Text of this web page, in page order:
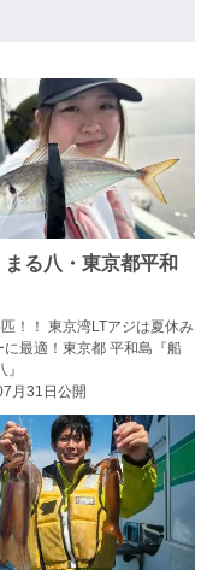
る八・東京都平和
！！ 東京湾LTアジは夏休み
に最適！東京都 平和島『船
月31日公開